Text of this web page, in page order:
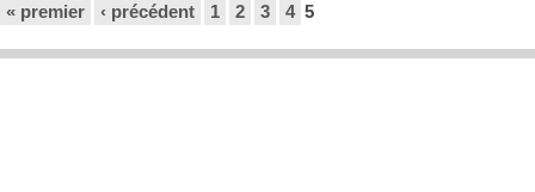
« premier ‹ précédent 1 2 3 4 5